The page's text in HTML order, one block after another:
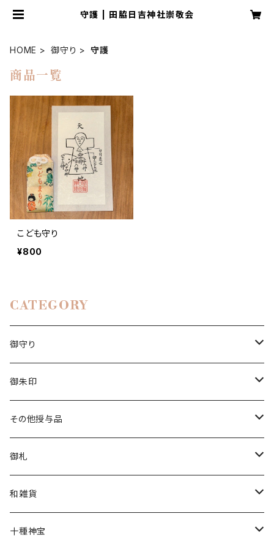
守護 | 田脇日吉神社崇敬会
HOME 御守り 守護
商品一覧
こども守り
¥800
CATEGORY
御守り
白い茅の輪守り
立願成就守り
厄除守り
星守り
幸福守り
御朱印
香り御朱印
チャリティー
花神
限定
その他授与品
清め水
御札
金神封じ札
和雑貨
文香
十種神宝